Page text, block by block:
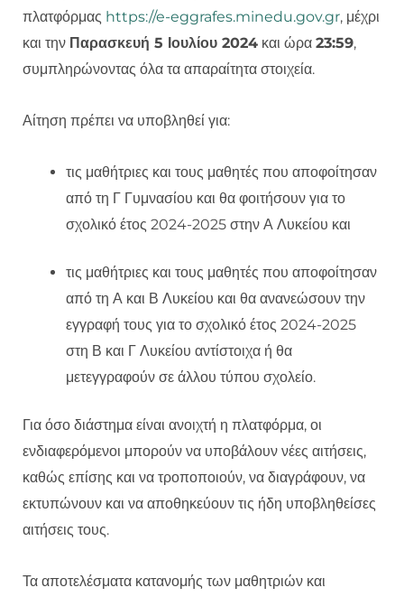
πλατφόρμας https://e-eggrafes.minedu.gov.gr, μέχρι
και την Παρασκευή 5 Ιουλίου 2024 και ώρα 23:59,
συμπληρώνοντας όλα τα απαραίτητα στοιχεία.
Αίτηση πρέπει να υποβληθεί για:
τις μαθήτριες και τους μαθητές που αποφοίτησαν
από τη Γ Γυμνασίου και θα φοιτήσουν για το
σχολικό έτος 2024-2025 στην Α Λυκείου και
τις μαθήτριες και τους μαθητές που αποφοίτησαν
από τη Α και Β Λυκείου και θα ανανεώσουν την
εγγραφή τους για το σχολικό έτος 2024-2025
στη Β και Γ Λυκείου αντίστοιχα ή θα
μετεγγραφούν σε άλλου τύπου σχολείο.
Για όσο διάστημα είναι ανοιχτή η πλατφόρμα, οι
ενδιαφερόμενοι μπορούν να υποβάλουν νέες αιτήσεις,
καθώς επίσης και να τροποποιούν, να διαγράφουν, να
εκτυπώνουν και να αποθηκεύουν τις ήδη υποβληθείσες
αιτήσεις τους.
Τα αποτελέσματα κατανομής των μαθητριών και